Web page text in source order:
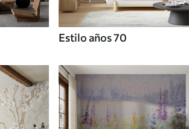
Estilo años 70